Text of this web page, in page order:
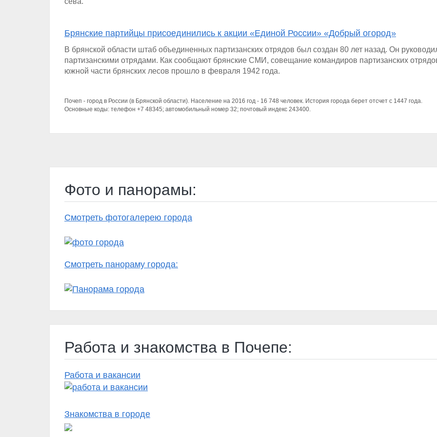
Брянские партийцы присоединились к акции «Единой России» «Добрый огород»
В брянской области штаб объединенных партизанских отрядов был создан 80 лет назад. Он
партизанскими отрядами. Как сообщают брянские СМИ, совещание командиров партизанских
южной части брянских лесов прошло в февраля 1942 года.
Почеп - город в России (в Брянской области). Население на 2016 год - 16 748 человек. История города берет отсчет с 1447 года.
Основные коды: телефон +7 48345; автомобильный номер 32; почтовый индекс 243400.
Фото и панорамы:
Смотреть фотогалерею города
Смотреть панораму города:
Работа и знакомства в Почепе:
Работа и вакансии
Знакомства в городе